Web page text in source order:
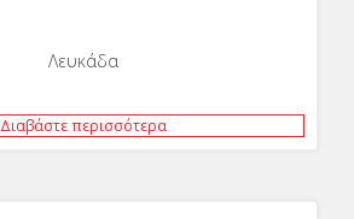
Λευκάδα
Διαβάστε περισσότερα